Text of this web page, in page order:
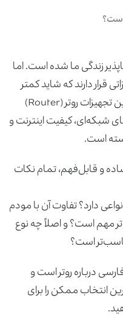
زندگی ما شده است. اما
قرار دارند که شاید کمتر
درباره آن‌ها بدانیم. یکی از مهم‌ترین این تجهیزات روتر (Router)
شبکه‌ای، کیفیت اینترنت و
است.
و قابل‌فهم، تمام نکات
دارد؟ تفاوت آن با مودم
مهم است؟ و اصلاً چه نوع
است؟
درباره روتر است و
انتخاب ممکن را برای